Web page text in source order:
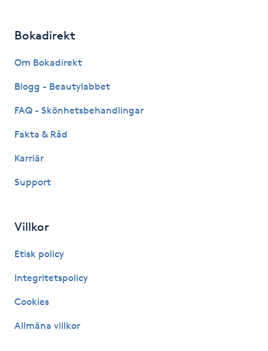
Gravidyoga
Gua Sha-massage
H
Hatha Yoga
Headspa
Healing
Herrklippning
Hollywood Peel
Bokadirekt
Om Bokadirekt
Blogg - Beautylabbet
FAQ - Skönhetsbehandlingar
Fakta & Råd
Karriär
Support
Villkor
Etisk policy
Integritetspolicy
Cookies
Allmäna villkor